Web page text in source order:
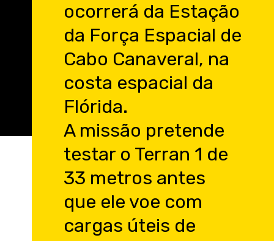
ocorrerá da Estação
da Força Espacial de
Cabo Canaveral, na
costa espacial da
Flórida.
A missão pretende
testar o Terran 1 de
33 metros antes
que ele voe com
cargas úteis de